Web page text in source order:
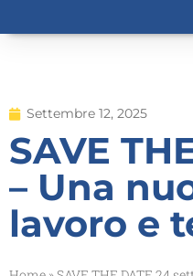
Settembre 12, 2025
SAVE
– Una
lavoro e